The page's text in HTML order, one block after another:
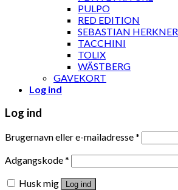
PULPO
RED EDITION
SEBASTIAN HERKNER
TACCHINI
TOLIX
WÄSTBERG
GAVEKORT
Log ind
Log ind
Brugernavn eller e-mailadresse*
Adgangskode*
Husk mig
Log ind